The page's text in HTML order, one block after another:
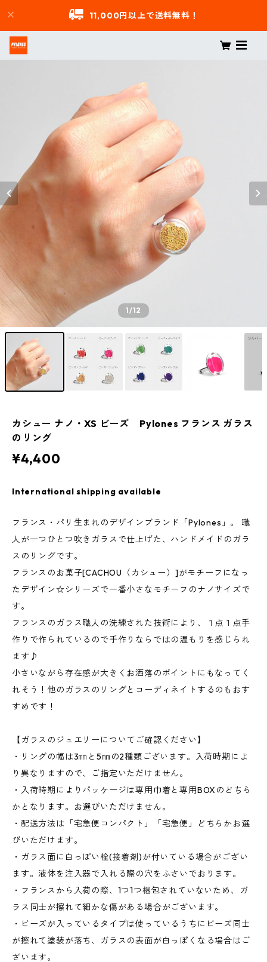
11,000円以上で送料無料！
1/12
カシュー ナノ・XS ビーズ Pylones フランス ガラス
のリング
¥4,400
International shipping available
フランス・パリ生まれのデザインブランド「Pylones」。 職
人が一つひとつ吹きガラスで仕上げた、ハンドメイドのガラ
スのリングです。
フランスのお菓子[CACHOU（カシュー）]がモチーフになっ
たデザイン☆シリーズで一番小さなモチーフのナノサイズで
す。
フランスのガラス職人の洗練された技術により、１点１点手
作りで作られているので手作りならではの温もりを感じられ
ます♪
小さいながら存在感が大きくお洒落のポイントにもなってく
れそう！他のガラスのリングとコーディネイトするのもおす
すめです！
【ガラスのジュエリーについてご確認ください】
・リングの幅は3㎜と5㎜の2種類ございます。入荷時期によ
り異なりますので、ご指定いただけません。
・入荷時期によりパッケージは専用巾着と専用BOXのどちら
かとなります。お選びいただけません。
・配送方法は「宅急便コンパクト」「宅急便」どちらかお選
びいただけます。
・ガラス面に白っぽい栓(接着剤)が付いている場合がござい
ます。液体を注入器で入れる際の穴をふさいでおります。
・フランスから入荷の際、1つ1つ梱包されていないため、ガ
ラス同士が擦れて細かな傷がある場合がございます。
・ビーズが入っているタイプは使っているうちにビーズ同士
が擦れて塗装が落ち、ガラスの表面が白っぽくなる場合はご
ざいます。